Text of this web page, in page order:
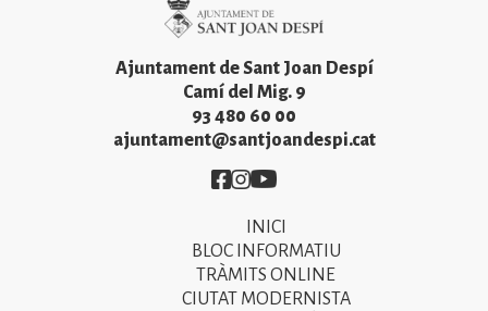
Ajuntament de Sant Joan Despí
Camí del Mig. 9
93 480 60 00
ajuntament@santjoandespi.cat
Imatge
Imatge
Imatge
INICI
BLOC INFORMATIU
TRÀMITS ONLINE
CIUTAT MODERNISTA